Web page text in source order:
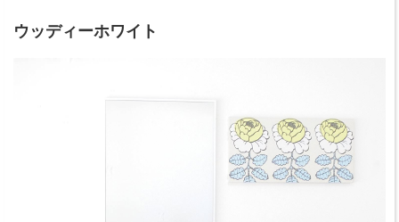
ウッディーホワイト